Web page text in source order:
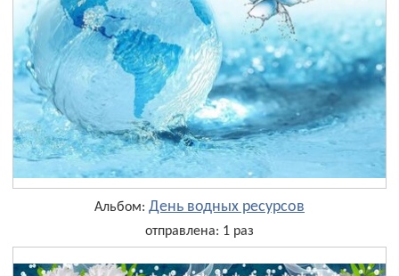
Альбом: День водных ресурсов
отправлена: 1 раз